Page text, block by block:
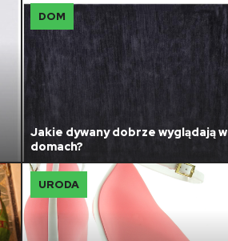
DOM
Jakie dywany dobrze wyglądają w
domach?
URODA